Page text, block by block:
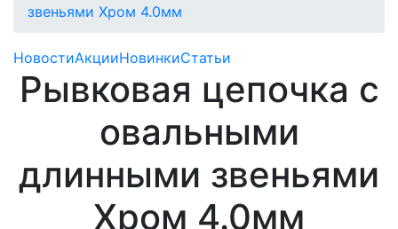
звеньями Хром 4.0мм
НовостиАкцииНовинкиСтатьи
Рывковая цепочка с
овальными
длинными звеньями
Хром 4.0мм